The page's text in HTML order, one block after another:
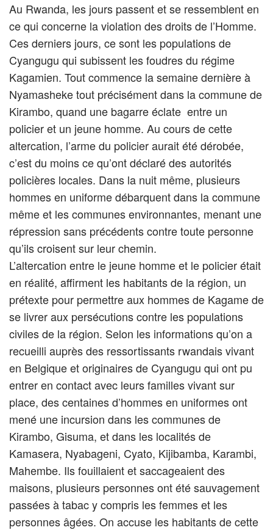
Au Rwanda, les jours passent et se ressemblent en
ce qui concerne la violation des droits de l’Homme.
Ces derniers jours, ce sont les populations de
Cyangugu qui subissent les foudres du régime
Kagamien. Tout commence la semaine dernière à
Nyamasheke tout précisément dans la commune de
Kirambo, quand une bagarre éclate entre un
policier et un jeune homme. Au cours de cette
altercation, l’arme du policier aurait été dérobée,
c’est du moins ce qu’ont déclaré des autorités
policières locales. Dans la nuit même, plusieurs
hommes en uniforme débarquent dans la commune
même et les communes environnantes, menant une
répression sans précédents contre toute personne
qu’ils croisent sur leur chemin.
L’altercation entre le jeune homme et le policier était
en réalité, affirment les habitants de la région, un
prétexte pour permettre aux hommes de Kagame de
se livrer aux persécutions contre les populations
civiles de la région. Selon les informations qu’on a
recueilli auprès des ressortissants rwandais vivant
en Belgique et originaires de Cyangugu qui ont pu
entrer en contact avec leurs familles vivant sur
place, des centaines d’hommes en uniformes ont
mené une incursion dans les communes de
Kirambo, Gisuma, et dans les localités de
Kamasera, Nyabageni, Cyato, Kijibamba, Karambi,
Mahembe. Ils fouillaient et saccageaient des
maisons, plusieurs personnes ont été sauvagement
passées à tabac y compris les femmes et les
personnes âgées. On accuse les habitants de cette